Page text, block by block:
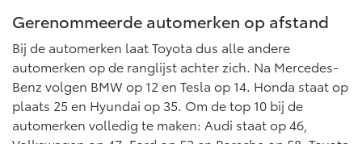
Gerenommeerde automerken op afstand
Bij de automerken laat Toyota dus alle andere
automerken op de ranglijst achter zich. Na Mercedes-
Benz volgen BMW op 12 en Tesla op 14. Honda staat op
plaats 25 en Hyundai op 35. Om de top 10 bij de
automerken volledig te maken: Audi staat op 46,